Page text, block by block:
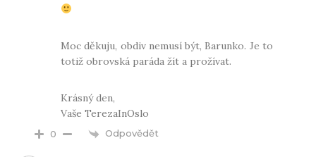
Moc děkuju, obdiv nemusí být, Barunko. Je to
totiž obrovská paráda žít a prožívat.
Krásný den,
Vaše TerezaInOslo
0 Odpovědět